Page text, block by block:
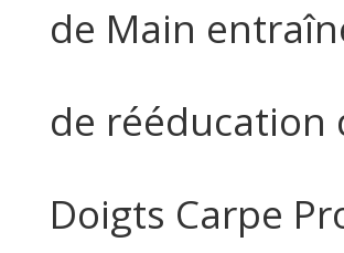
de Main
de rééducation
Doigts Carpe